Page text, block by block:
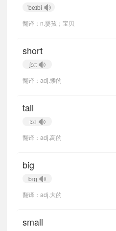
ˈbeɪbi
翻译：n.婴孩；宝贝
short
ʃɔːt
翻译：adj.矮的
tall
tɔːl
翻译：adj.高的
big
bɪɡ
翻译：adj.大的
small